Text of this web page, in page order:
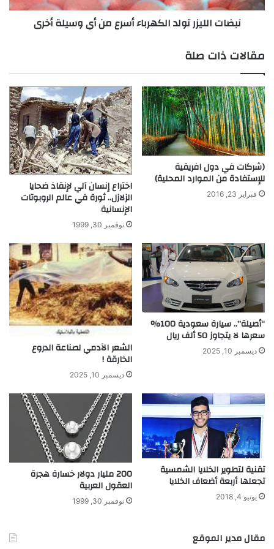
ي
ه
ج
ي
ن
ة
ف
ي
ف
ئ
ة
ا
ا
ن
ي
و
ل
د
ا
ل
ك
ه
ر
ب
ا
ء
م
ن
أ
و
س
ة
ر
ى
نبضات الليزر تولد الكهرباء أسرع من أي وسيلة أخرى
مقالات ذات صلة
(شركات في دول افريقية
للإستفادة من الموارد المحلية)
فبراير 23, 2016 اختراع إنسان آلي لإنقاذ ضحايا
الزلازل.. ثورة في عالم الروبوتات
الإنسانية
نوفمبر 30, 1999
“أصيلة”.. سيارة سعودية 100%
سعرها لا يتجاوز 50 ألف ريال
ديسمبر 10, 2025 الشعر الآدمي لصناعة الدروع
الخارقة !
ديسمبر 10, 2025
تقنية لتطوير الخلايا الشمسية
تجعلها أربعة أضعاف الخلايا
يونيو 4, 2018
200 مليار دولار خسارة هجرة
العقول العربية
نوفمبر 30, 1999
مقال مدير الموقع